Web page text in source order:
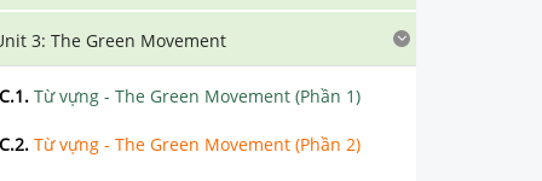
3: The Green Movement
C.1. Từ vựng - The Green Movement (Phần 1)
C.2. Từ vựng - The Green Movement (Phần 2)